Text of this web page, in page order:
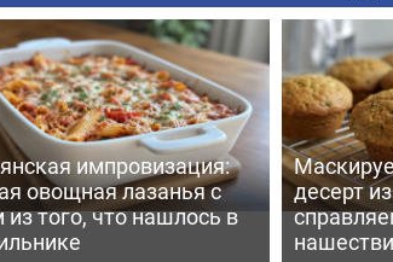
импровизация:
овощная лазанья с
того, что нашлось в
десерт